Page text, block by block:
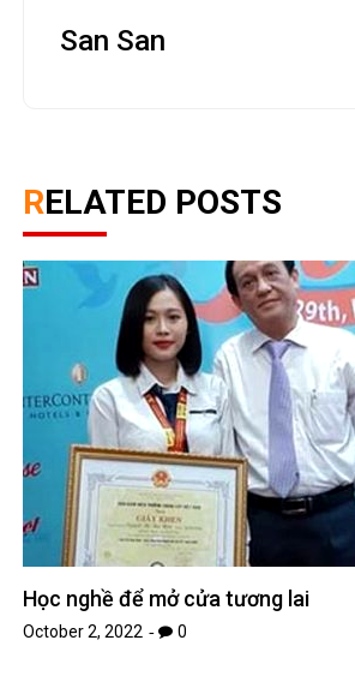
San San
RELATED POSTS
Học nghề để mở cửa tương lai
October 2, 2022 0